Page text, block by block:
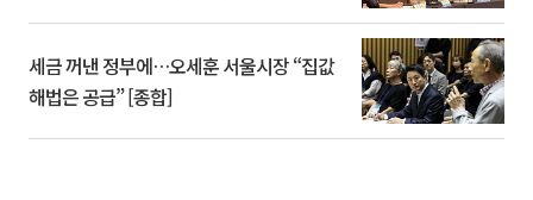
세금 꺼낸 정부에…오세훈 서울시장 “집값
해법은 공급” [종합]